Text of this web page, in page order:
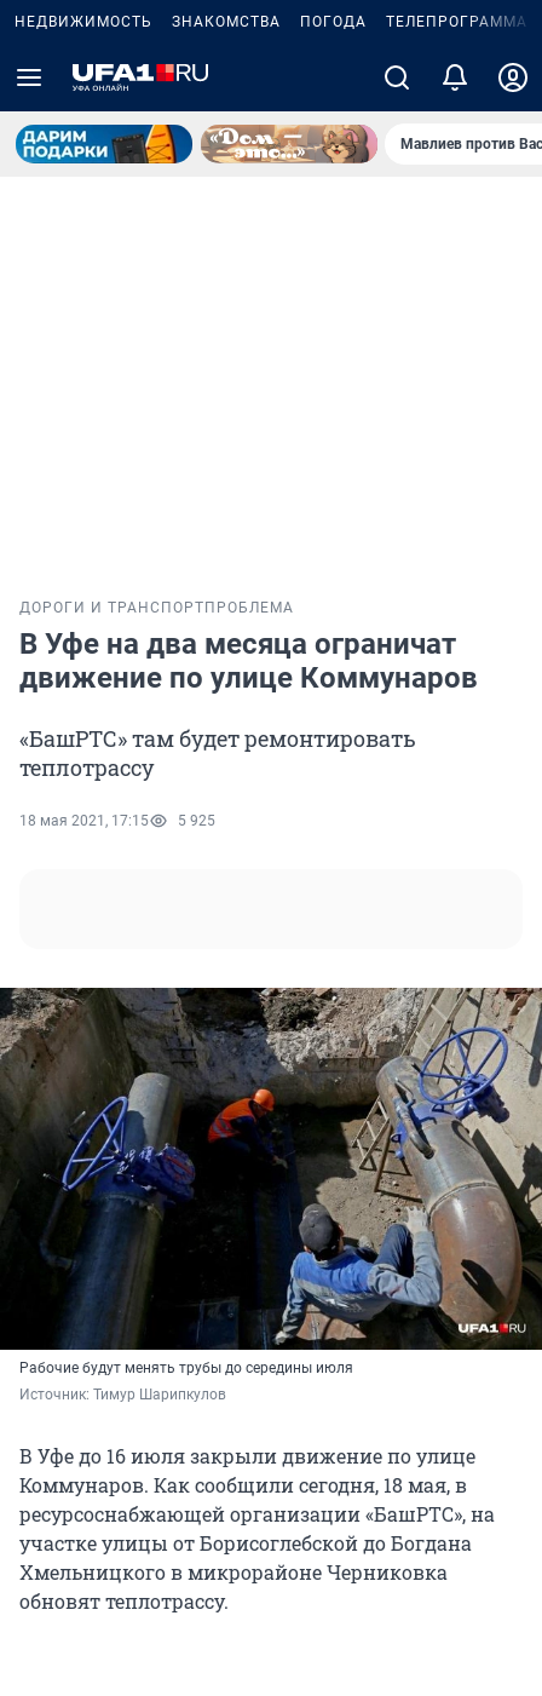
НЕДВИЖИМОСТЬ ЗНАКОМСТВА ПОГОДА ТЕЛЕПРОГРАММА
Мавлиев против
ДОРОГИ И ТРАНСПОРТ ПРОБЛЕМА
В Уфе на два месяца ограничат
движение по улице Коммунаров
«БашРТС» там будет ремонтировать
теплотрассу
18 мая 2021, 17:15 5 925
Рабочие будут менять трубы до середины июля
Источник: Тимур Шарипкулов
В Уфе до 16 июля закрыли движение по улице
Коммунаров. Как сообщили сегодня, 18 мая, в
ресурсоснабжающей организации «БашРТС», на
участке улицы от Борисоглебской до Богдана
Хмельницкого в микрорайоне Черниковка
обновят теплотрассу.